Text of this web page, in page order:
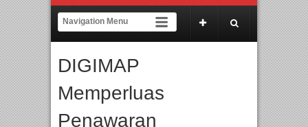
Menjadi Gerbang Inovasi dan Peluang Bisnis Industri Gifts dan Housewares
Rayakan Perpaduan Warisan Dan Semangat Lokal, BIRKENSTOCK
Meramaikan Jakarta dengan Ribuan Mainan dan Produk Bayi dari Seluruh
DIGIMAP
Memperluas
Penawaran